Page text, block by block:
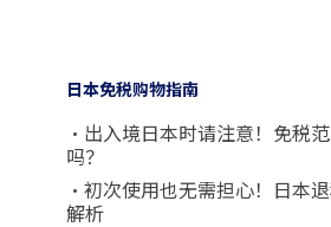
日本免税购物指南
・出入境日本时请注意！免税
吗？
・初次使用也无需担心！日本
解析